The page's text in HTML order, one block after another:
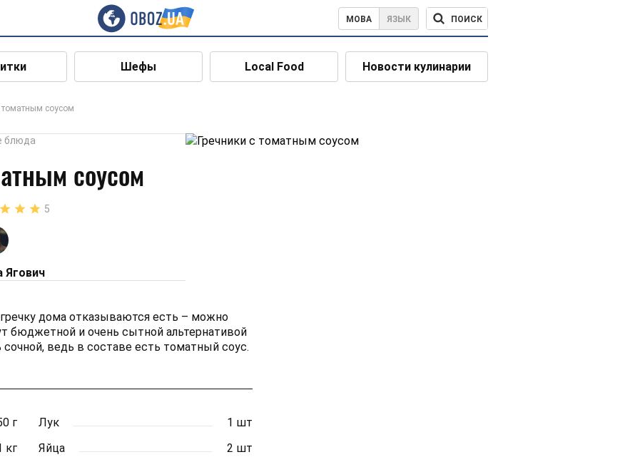
МОВА ЯЗЫК ПОИСК
Шефы Local Food Новости кулинарии
томатным соусом
блюда
соусом
5
Ягович
дома отказываются есть – можно
бюджетной и очень сытной альтернативой
сочной, ведь в составе есть томатный соус.
г Лук
1 шт
кг Яйца
2 шт